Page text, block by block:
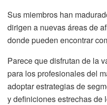
Sus miembros han
dirigen a nuevas áreas de
donde pueden encontrar
Parece que disfrutan de la
para los profesionales del
adoptar estrategias de
y definiciones estrechas de